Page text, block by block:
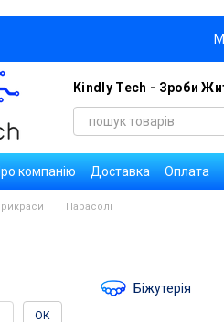
Kindly Tech - Зроби
компанію Доставка Оплата
Блог
Договір публічної оферти
Новини
Вакансії компанії
Парасолі
Біжутерія
ОК